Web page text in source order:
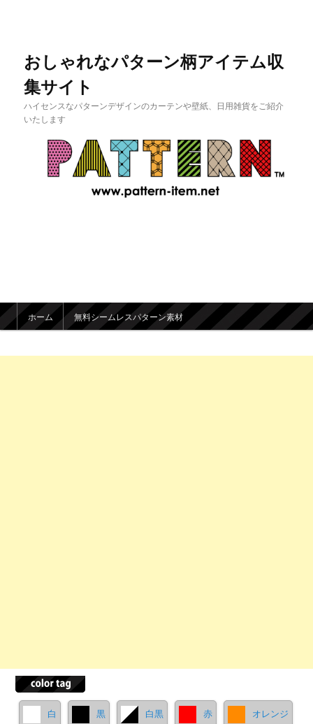
おしゃれなパターン柄アイテム収
集サイト
ハイセンスなパターンデザインのカーテンや壁紙、日用雑貨をご紹介
いたします
メインメニュー
メインコンテンツへ移動
サブコンテンツへ移動
ホーム 無料シームレスパターン素材
白 黒 白黒 赤 オレンジ